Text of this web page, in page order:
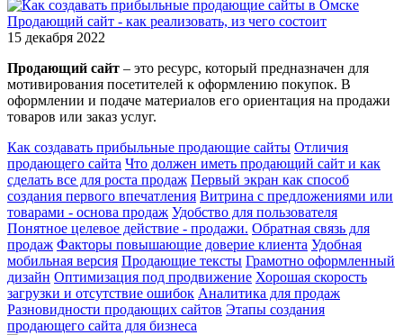
Продающий сайт - как реализовать, из чего состоит
15 декабря 2022
Продающий сайт – это ресурс, который предназначен для
мотивирования посетителей к оформлению покупок. В
оформлении и подаче материалов его ориентация на продажи
товаров или заказ услуг.
Как создавать прибыльные продающие сайты Отличия
продающего сайта Что должен иметь продающий сайт и как
сделать все для роста продаж Первый экран как способ
создания первого впечатления Витрина с предложениями или
товарами - основа продаж Удобство для пользователя
Понятное целевое действие - продажи. Обратная связь для
продаж Факторы повышающие доверие клиента Удобная
мобильная версия Продающие тексты Грамотно оформленный
дизайн Оптимизация под продвижение Хорошая скорость
загрузки и отсутствие ошибок Аналитика для продаж
Разновидности продающих сайтов Этапы создания
продающего сайта для бизнеса